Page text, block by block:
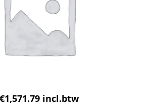
€1,571.79 incl.btw